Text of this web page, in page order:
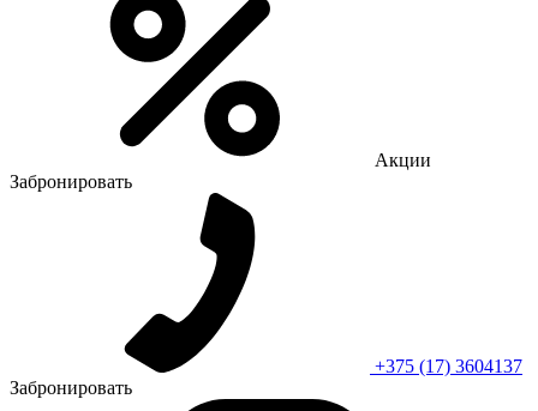
Акции
Забронировать
+375 (17) 3604137
Забронировать